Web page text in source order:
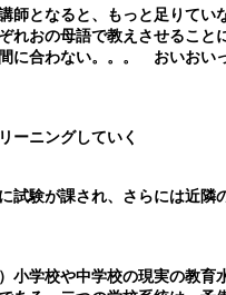
師となると、もっと足りてい
れおの母語で教えさせること
に合わない。。。 おいおい
ーニングしていく
試験が課され、さらには近隣
小学校や中学校の現実の教育